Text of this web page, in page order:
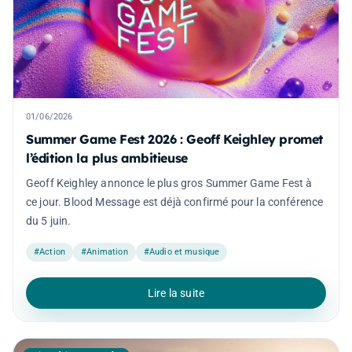
01/06/2026
Summer Game Fest 2026 : Geoff Keighley promet
l’édition la plus ambitieuse
Geoff Keighley annonce le plus gros Summer Game Fest à
ce jour. Blood Message est déjà confirmé pour la conférence
du 5 juin.
#Action #Animation #Audio et musique
Lire la suite